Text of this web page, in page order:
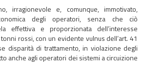
irragionevole e, comunque, immotivato,
degli operatori, senza che ciò
effettiva e proporzionata dell’interesse
rossi, con un evidente vulnus dell’art. 41
disparità di trattamento, in violazione degli
anche agli operatori dei sistemi a circuizione